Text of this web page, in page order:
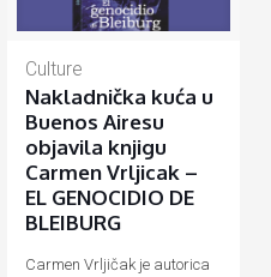
Culture
Nakladnička kuća u
Buenos Airesu
objavila knjigu
Carmen Vrljicak –
EL GENOCIDIO DE
BLEIBURG
Carmen Vrljičak je autorica